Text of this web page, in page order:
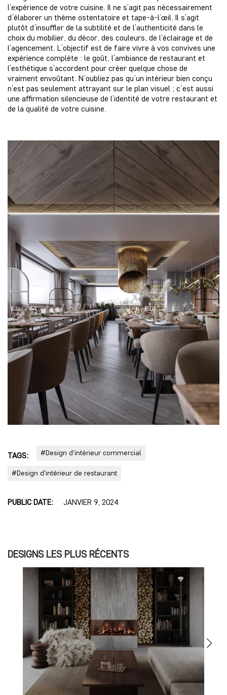
l’expérience de votre cuisine. Il ne s’agit pas nécessairement
d’élaborer un thème ostentatoire et tape-à-l’œil. Il s’agit
plutôt d’insuffler de la subtilité et de l’authenticité dans le
choix du mobilier, du décor, des couleurs, de l’éclairage et de
l’agencement. L’objectif est de faire vivre à vos convives une
expérience complète : le goût, l’ambiance de restaurant et
l’esthétique s’accordent pour créer quelque chose de
vraiment envoûtant. N’oubliez pas qu’un intérieur bien conçu
n’est pas seulement attrayant sur le plan visuel ; c’est aussi
une affirmation silencieuse de l’identité de votre restaurant et
de la qualité de votre cuisine.
TAGS: #Design d'intérieur commercial
#Design d'intérieur de restaurant
PUBLIC DATE: JANVIER 9, 2024
DESIGNS LES PLUS RÉCENTS